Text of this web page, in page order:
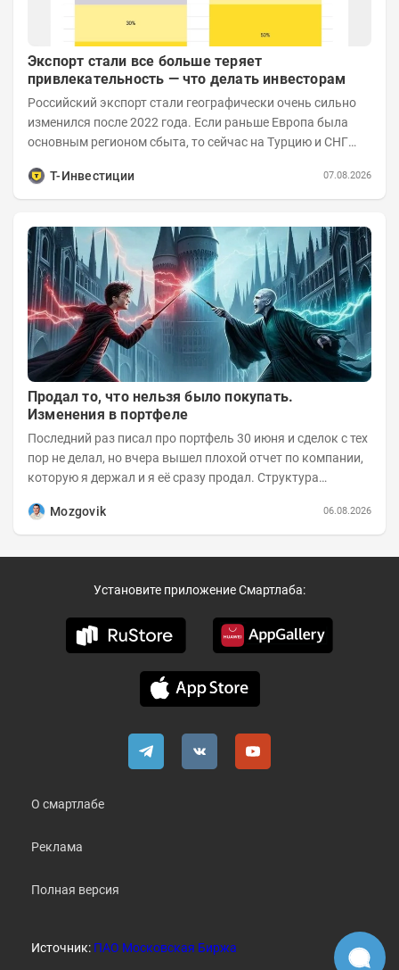
Экспорт стали все больше теряет
привлекательность — что делать инвесторам
Российский экспорт стали географически очень сильно
изменился после 2022 года. Если раньше Европа была
основным регионом сбыта, то сейчас на Турцию и СНГ
Т-Инвестиции
07.08.2026
Продал то, что нельзя было покупать.
Изменения в портфеле
Последний раз писал про портфель 30 июня и сделок с тех
пор не делал, но вчера вышел плохой отчет по компании,
которую я держал и я её сразу продал. Структура
Mozgovik
06.08.2026
Установите приложение Смартлаба:
О смартлабе
Реклама
Полная версия
Источник: ПАО Московская Биржа